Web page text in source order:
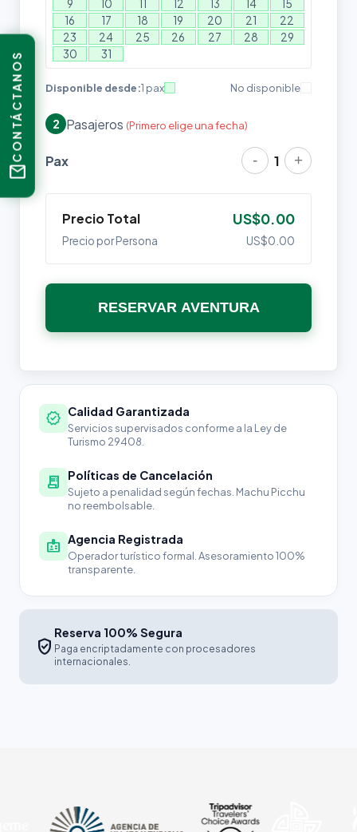
9 10 12 13 14
15
16
17 18 19 20 21
22
23
24 25 26 27 28
29
30
31
Disponible desde:1 pax No disponible
2 Pasajeros (Primero elige una fecha)
Pax - 1 +
Precio Total US$0.00
Precio por Persona US$0.00
RESERVAR AVENTURA
verified Calidad Garantizada
Servicios supervisados conforme a la Ley de
Turismo 29408.
receipt_long Políticas de Cancelación
Sujeto a penalidad según fechas. Machu Picchu
no reembolsable.
badge Agencia Registrada
Operador turístico formal. Asesoramiento 100%
transparente.
verified_user
Reserva 100% Segura
Paga encriptadamente con procesadores
internacionales.
CONTÁCTANOS
mail